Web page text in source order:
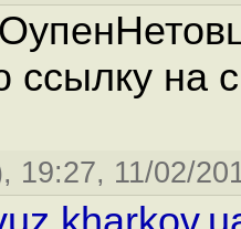
на
19:27, 11/02/